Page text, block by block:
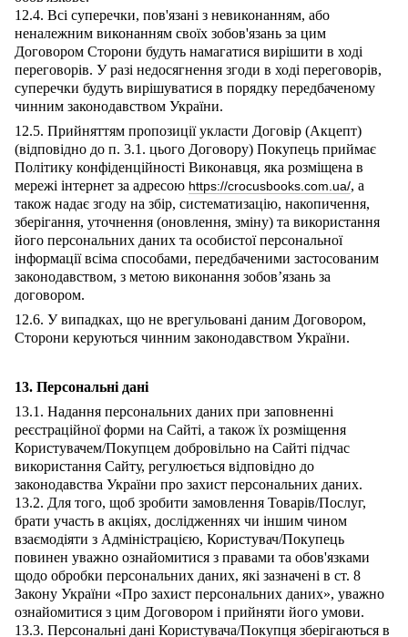
12.4. Всі суперечки, пов'язані з невиконанням, або
неналежним виконанням своїх зобов'язань за цим
Договором Сторони будуть намагатися вирішити в ході
переговорів. У разі недосягнення згоди в ході переговорів,
суперечки будуть вирішуватися в порядку передбаченому
чинним законодавством України.
12.5. Прийняттям пропозиції укласти Договір (Акцепт)
(відповідно до п. 3.1. цього Договору) Покупець приймає
Політику конфіденційності Виконавця, яка розміщена в
мережі інтернет за адресою https://crocusbooks.com.ua/, а
також надає згоду на збір, систематизацію, накопичення,
зберігання, уточнення (оновлення, зміну) та використання
його персональних даних та особистої персональної
інформації всіма способами, передбаченими застосованим
законодавством, з метою виконання зобов’язань за
договором.
12.6. У випадках, що не врегульовані даним Договором,
Сторони керуються чинним законодавством України.
13. Персональні дані
13.1. Надання персональних даних при заповненні
реєстраційної форми на Сайті, а також їх розміщення
Користувачем/Покупцем добровільно на Сайті підчас
використання Сайту, регулюється відповідно до
законодавства України про захист персональних даних.
13.2. Для того, щоб зробити замовлення Товарів/Послуг,
брати участь в акціях, дослідженнях чи іншим чином
взаємодіяти з Адміністрацією, Користувач/Покупець
повинен уважно ознайомитися з правами та обов'язками
щодо обробки персональних даних, які зазначені в ст. 8
Закону України «Про захист персональних даних», уважно
ознайомитися з цим Договором і прийняти його умови.
13.3. Персональні дані Користувача/Покупця зберігаються в